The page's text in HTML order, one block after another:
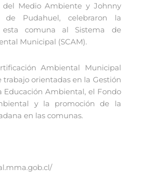
del Medio Ambiente y Johnny
de Pudahuel, celebraron la
esta comuna al Sistema de
Municipal (SCAM).
Ambiental Municipal
trabajo orientadas en la Gestión
Educación Ambiental, el Fondo
y la promoción de la
en las comunas.